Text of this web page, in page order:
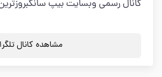
کانال رسمی وبسایت بیپ
مشاهده کانال